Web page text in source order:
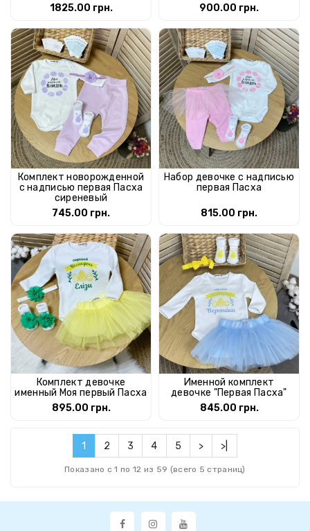
1825.00 грн.
900.00 грн.
Комплект новорожденной
с надписью первая Пасха
сиреневый
745.00 грн.
Набор девочке с надписью
первая Пасха
815.00 грн.
Комплект девочке
именный Моя первый Пасха
895.00 грн.
Именной комплект
девочке "Первая Пасха"
845.00 грн.
1 2 3 4 5 > >|
Показано с 1 по 12 из 59 (всего 5 страниц)